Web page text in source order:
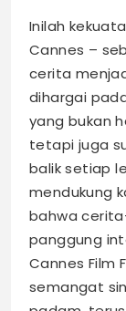
Inilah
Cannes –
cerita
dihargai
yang bukan
tetapi juga
balik setiap
mendukung
bahwa
panggung
Cannes Film
semangat